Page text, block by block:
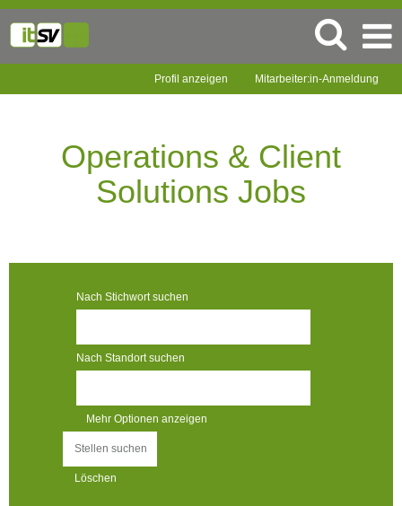
Profil anzeigen Mitarbeiter:in-Anmeldung
SolutionsOperations & Client
Solutions Jobs
Nach Stichwort suchen
Nach Standort suchen
Mehr Optionen anzeigen
Löschen